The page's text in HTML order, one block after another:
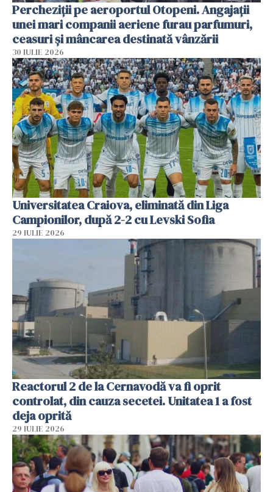
Percheziții pe aeroportul Otopeni. Angajații
unei mari companii aeriene furau parfumuri,
ceasuri și mâncarea destinată vânzării
30 IULIE 2026
Universitatea Craiova, eliminată din Liga
Campionilor, după 2-2 cu Levski Sofia
29 IULIE 2026
Reactorul 2 de la Cernavodă va fi oprit
controlat, din cauza secetei. Unitatea 1 a fost
deja oprită
29 IULIE 2026